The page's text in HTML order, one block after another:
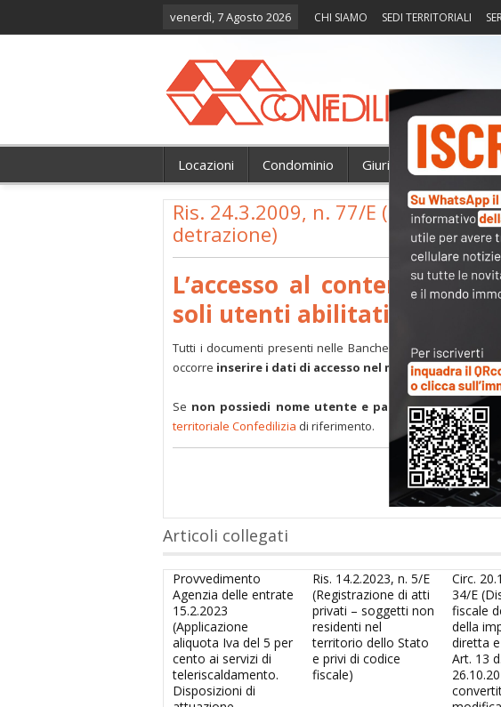
venerdì, 7 Agosto 2026 CHI SIAMO SEDI TERRITORIALI
Locazioni Condominio Giurisprudenza
Ris. 24.3.2009, n. 77/E
detrazione)
L’accesso al contenuto
soli utenti abilitati.
Tutti i documenti presenti nelle Banche dati sonoa
occorre inserire i dati di accesso nel modulo a destra
Se non possiedi nome utente e passwordoppure li
territoriale Confedilizia di riferimento.
Articoli collegati
Provvedimento
Agenzia delle entrate
15.2.2023
(Applicazione
aliquota Iva del 5 per
cento ai servizi di
teleriscaldamento.
Disposizioni di
Ris. 14.2.2023, n. 5/E
(Registrazione di atti
privati – soggetti non
residenti nel
territorio dello Stato
e privi di codice
fiscale)
Circ.
34/E
fiscale
della
diretta
Art. 13